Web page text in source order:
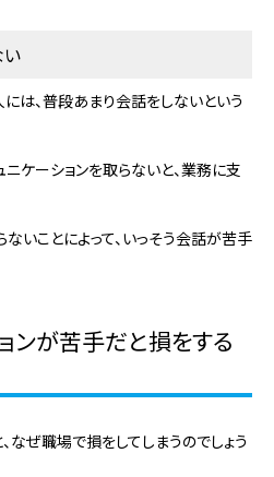
は、普段あまり会話をしないという
ニケーションを取らないと、業務に支
ないことによって、いっそう会話が苦手
ンが苦手だと損をする
なぜ職場で損をしてしまうのでしょう